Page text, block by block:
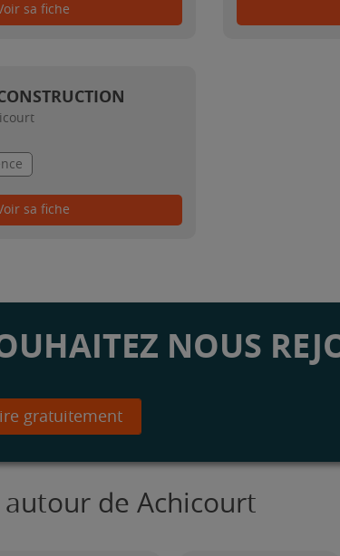
sa fiche
sa fiche
NOUS
gratuitement
de Achicourt